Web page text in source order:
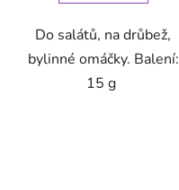
Do salátů, na drůbež,
bylinné omáčky. Balení:
15 g